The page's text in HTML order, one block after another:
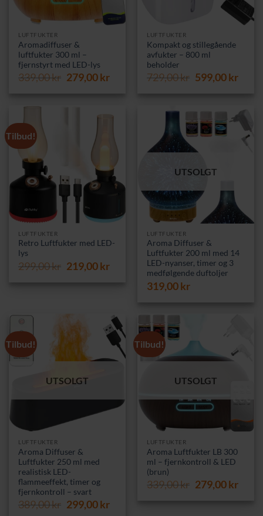
LUFTFUKTER
Aromadiffuser &
luftfukter 300 ml –
fjernstyrt med LED-lys
339,00kr Opprinnelig
279,00krNåværende
LUFTFUKTER
Kompakt og stillegående
avfukter – 800 ml
beholder
729,00kr Opprinnelig
599,00kr
Tilbud!
LUFTFUKTER
Retro Luftfukter med LED-
lys
299,00kr Opprinnelig
219,00krNåværende
UTSOLGT
LUFTFUKTER
Aroma Diffuser &
Luftfukter 200 ml med 14
LED-nyanser, timer og 3
medfølgende duftoljer
319,00kr
Tilbud!
UTSOLGT
LUFTFUKTER
Aroma Diffuser &
Luftfukter 250 ml med
realistisk LED-
flammeeffekt, timer og
fjernkontroll – svart
389,00kr Opprinnelig
299,00krNåværende
Tilbud!
UTSOLGT
LUFTFUKTER
Aroma Luftfukter LB 300
ml – fjernkontroll & LED
(brun)
339,00kr Opprinnelig
279,00kr